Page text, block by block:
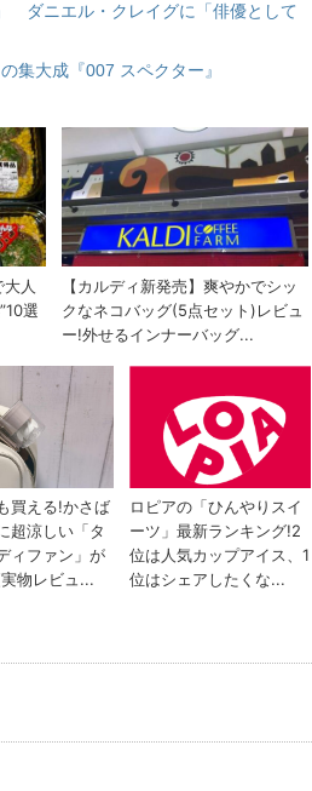
ダニエル・クレイグに「俳優として
集大成『007 スペクター』